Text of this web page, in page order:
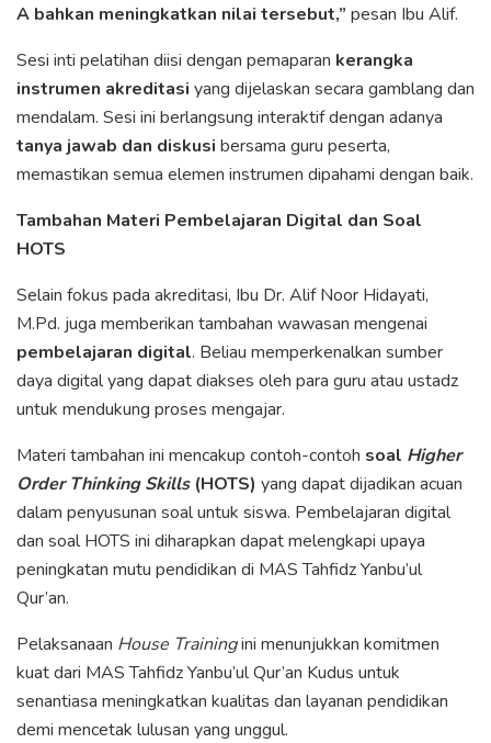
A bahkan meningkatkan nilai tersebut,” pesan Ibu Alif.
Sesi inti pelatihan diisi dengan pemaparan kerangka
instrumen akreditasi yang dijelaskan secara gamblang dan
mendalam. Sesi ini berlangsung interaktif dengan adanya
tanya jawab dan diskusi bersama guru peserta,
memastikan semua elemen instrumen dipahami dengan baik.
Tambahan Materi Pembelajaran Digital dan Soal
HOTS
Selain fokus pada akreditasi, Ibu Dr. Alif Noor Hidayati,
M.Pd. juga memberikan tambahan wawasan mengenai
pembelajaran digital. Beliau memperkenalkan sumber
daya digital yang dapat diakses oleh para guru atau ustadz
untuk mendukung proses mengajar.
Materi tambahan ini mencakup contoh-contoh soal Higher
Order Thinking Skills(HOTS) yang dapat dijadikan acuan
dalam penyusunan soal untuk siswa. Pembelajaran digital
dan soal HOTS ini diharapkan dapat melengkapi upaya
peningkatan mutu pendidikan di MAS Tahfidz Yanbu’ul
Qur’an.
Pelaksanaan House Trainingini menunjukkan komitmen
kuat dari MAS Tahfidz Yanbu’ul Qur’an Kudus untuk
senantiasa meningkatkan kualitas dan layanan pendidikan
demi mencetak lulusan yang unggul.